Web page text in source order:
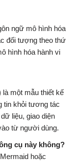
ngữ mô hình hóa
đối tượng theo thứ
hình hóa hành vi
một mẫu thiết kế
tin khỏi tương tác
liệu, giao diện
từ người dùng.
cụ này không?
hoặc